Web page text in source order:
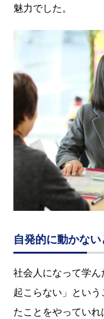
魅力でした。
自発的に動かな
社会人になって学
起こらない」とい
たことをやってい